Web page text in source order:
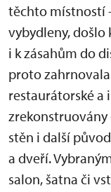
těchto místností
vybydleny,
i k zásahům do
proto
restaurátorské a
stěn i další
a dveří.
salon, šatna či